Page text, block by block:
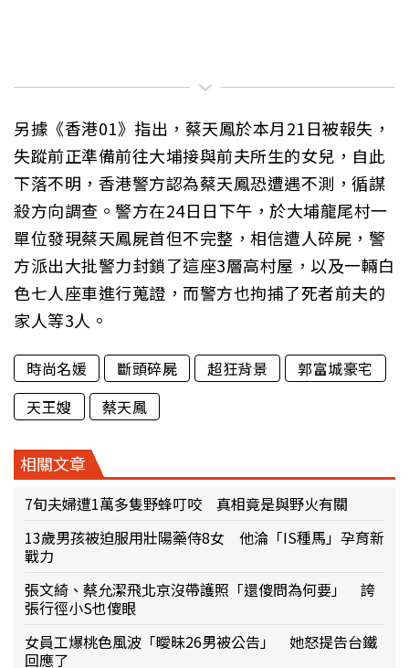
另據《香港01》指出，蔡天鳳於本月21日被報失，
失蹤前正準備前往大埔接與前夫所生的女兒，自此
下落不明，香港警方認為蔡天鳳恐遭遇不測，循謀
殺方向調查。警方在24日日下午，於大埔龍尾村一
單位發現蔡天鳳屍首但不完整，相信遭人碎屍，警
方派出大批警力封鎖了這座3層高村屋，以及一輛白
色七人座車進行蒐證，而警方也拘捕了死者前夫的
家人等3人。
時尚名媛 斷頭碎屍 超狂背景
郭富城豪宅
天王嫂
蔡天鳳
相關文章
7旬夫婦遭1萬多隻野蜂叮咬 真相竟是與野火有關
13歲男孩被迫服用壯陽藥侍8女 他淪「IS種馬」孕育新
戰力
張文綺、蔡允潔飛北京沒帶護照「還傻問為何要」 誇
張行徑小S也傻眼
女員工爆桃色風波「曖昧26男被公告」 她怒提告台鐵
回應了